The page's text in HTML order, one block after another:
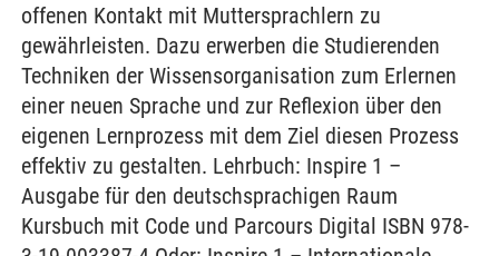
offenen Kontakt mit Muttersprachlern zu
gewährleisten. Dazu erwerben die Studierenden
Techniken der Wissensorganisation zum Erlernen
einer neuen Sprache und zur Reflexion über den
eigenen Lernprozess mit dem Ziel diesen Prozess
effektiv zu gestalten. Lehrbuch: Inspire 1 –
Ausgabe für den deutschsprachigen Raum
Kursbuch mit Code und Parcours Digital ISBN 978-